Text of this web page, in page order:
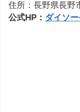
住所：長野県長野
公式HP： ダイソ